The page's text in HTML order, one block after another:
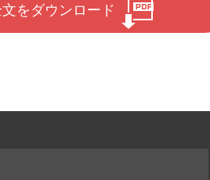
をダウンロード